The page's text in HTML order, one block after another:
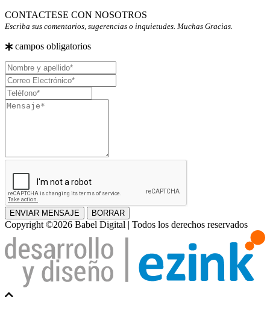
CONTACTESE CON NOSOTROS
Escriba sus comentarios, sugerencias o inquietudes. Muchas Gracias.
campos obligatorios
Nombre
y
apellido
Correo
Electrónico
Teléfono
Mensaje
ENVIAR MENSAJE BORRAR
Copyright ©2026 Babel Digital | Todos los derechos reservados